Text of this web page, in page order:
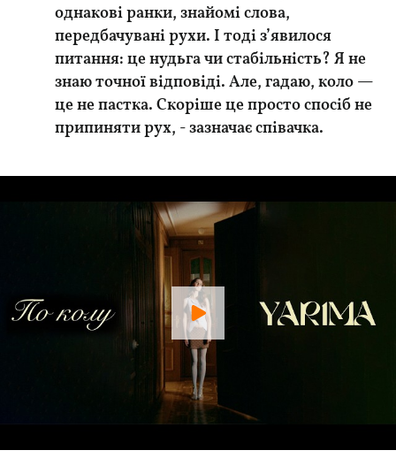
однакові ранки, знайомі слова,
передбачувані рухи. І тоді з’явилося
питання: це нудьга чи стабільність? Я не
знаю точної відповіді. Але, гадаю, коло —
це не пастка. Скоріше це просто спосіб не
припиняти рух, - зазначає співачка.